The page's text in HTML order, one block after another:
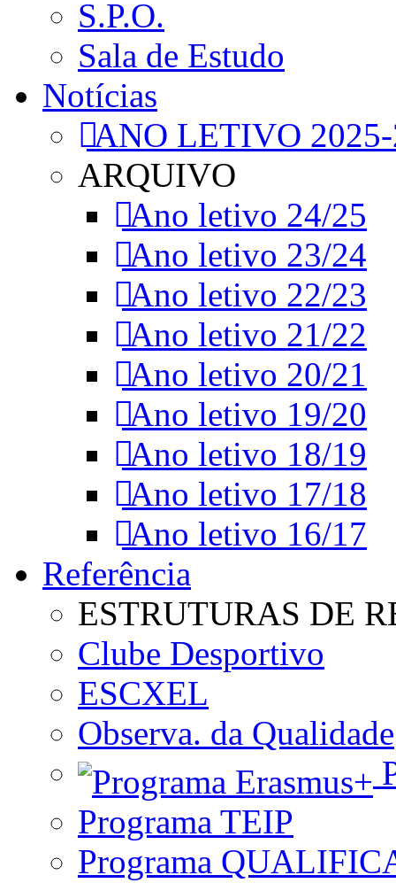
S.P.O.
Sala de Estudo
Notícias
ANO LETIVO
ARQUIVO
Ano letivo 24/25
Ano letivo 23/24
Ano letivo 22/23
Ano letivo 21/22
Ano letivo 20/21
Ano letivo 19/20
Ano letivo 18/19
Ano letivo 17/18
Ano letivo 16/17
Referência
ESTRUTURAS DE
Clube Desportivo
ESCXEL
Observa. da Qualidade
Programa TEIP
Programa